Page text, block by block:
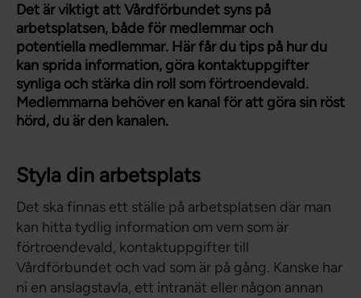
Det är viktigt att Vårdförbundet syns på
arbetsplatsen, både för medlemmar och
potentiella medlemmar. Här får du tips på hur du
kan sprida information, göra kontaktuppgifter
synliga och stärka din roll som förtroendevald.
Medlemmarna behöver en kanal för att göra sin röst
hörd, du är den kanalen.
Styla din arbetsplats
Det ska finnas ett ställe på arbetsplatsen där man
kan hitta tydlig information om vem som är
förtroendevald, kontaktuppgifter till
Vårdförbundet och vad som är på gång. Kanske har
ni en anslagstavla, ett intranät eller någon annan